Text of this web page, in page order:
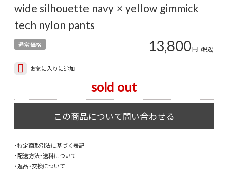
wide silhouette navy × yellow gimmick
tech nylon pants
通常価格 13,800円 (税込)
お気に入りに追加
sold out
・特定商取引法に基づく表記
・配送方法・送料について
・返品・交換について